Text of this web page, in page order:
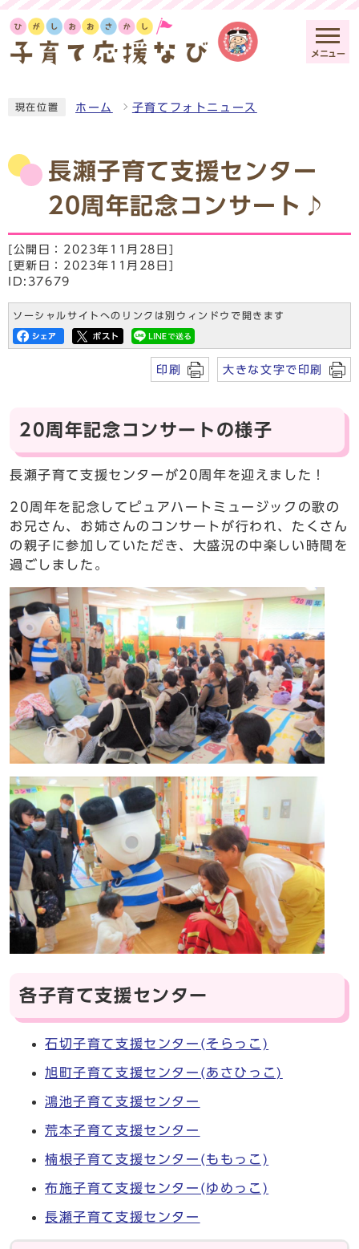
メニュー
現在位置 ホーム 子育てフォトニュース
長瀬子育て支援センター
20周年記念コンサート♪
[公開日：2023年11月28日]
[更新日：2023年11月28日]
ID:37679
ソーシャルサイトへのリンクは別ウィンドウで開きます
印刷 大きな文字で印刷
20周年記念コンサートの様子
長瀬子育て支援センターが20周年を迎えました！
20周年を記念してピュアハートミュージックの歌の
お兄さん、お姉さんのコンサートが行われ、たくさん
の親子に参加していただき、大盛況の中楽しい時間を
過ごしました。
各子育て支援センター
石切子育て支援センター(そらっこ)
旭町子育て支援センター(あさひっこ)
鴻池子育て支援センター
荒本子育て支援センター
楠根子育て支援センター(ももっこ)
布施子育て支援センター(ゆめっこ)
長瀬子育て支援センター